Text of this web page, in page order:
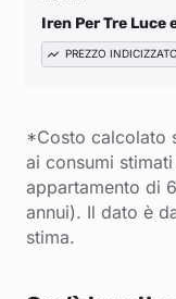
Iren Per Tre Luce
PREZZO INDICIZZATO
*Costo calcolato
ai consumi
appartamento di
annui). Il dato è
stima.